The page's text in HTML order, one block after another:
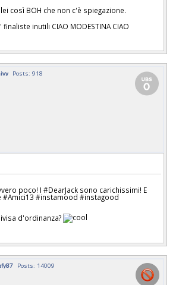
così BOH che non c'è spiegazione.
inutili CIAO MODESTINA CIAO
Posts: 918
d'ordinanza?
Posts: 14009